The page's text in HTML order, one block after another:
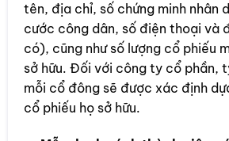
tên, địa chỉ, số chứng minh nhân
cước công dân, số điện thoại và
có), cũng như số lượng cổ phiếu
sở hữu. Đối với công ty cổ phần,
mỗi cổ đông sẽ được xác định
cổ phiếu họ sở hữu.